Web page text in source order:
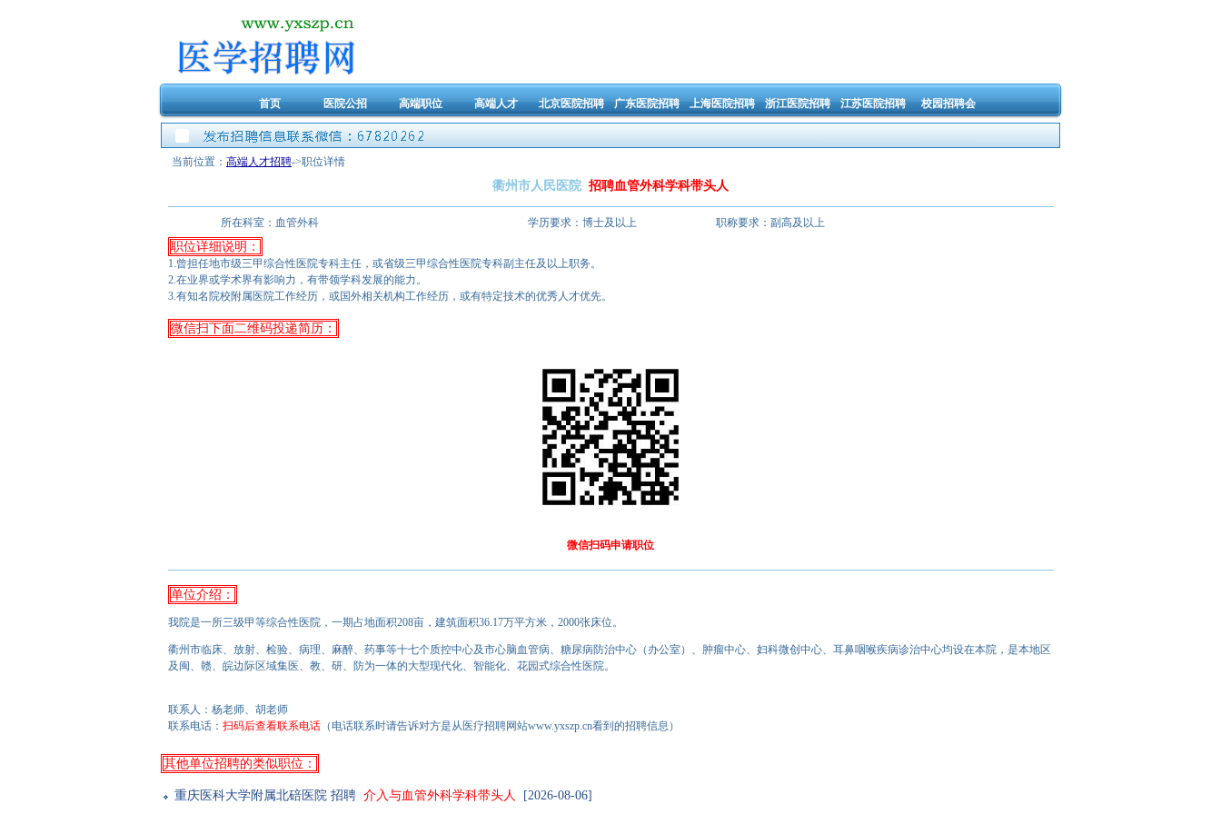
首页 医院公招 高端职位 高端人才 北京医院招聘 广东医院招聘 上海医院招聘 浙江医院招聘 江苏医院招聘 校园招聘会
当前位置： 高端人才招聘->职位详情
衢州市人民医院 招聘血管外科学科带头人
所在科室： 血管外科 学历要求： 博士及以上 职称要求： 副高及以上
职位详细说明：
1.曾担任地市级三甲综合性医院专科主任，或省级三甲综合性医院专科副主任及以上职务。
2.在业界或学术界有影响力，有带领学科发展的能力。
3.有知名院校附属医院工作经历，或国外相关机构工作经历，或有特定技术的优秀人才优先。
微信扫下面二维码投递简历：
微信扫码申请职位
单位介绍：
我院是一所三级甲等综合性医院，一期占地面积208亩，建筑面积36.17万平方米，2000张床位。
衢州市临床、放射、检验、病理、麻醉、药事等十七个质控中心及市心脑血管病、糖尿病防治中心（办公室）、肿瘤中心、妇科微创中心、耳鼻咽喉疾病诊治中心均设在本院，是本地区
及闽、赣、皖边际区域集医、教、研、防为一体的大型现代化、智能化、花园式综合性医院。
联系人：杨老师、胡老师
联系电话： 扫码后查看联系电话（电话联系时请告诉对方是从医疗招聘网站www.yxszp.cn看到的招聘信息）
其他单位招聘的类似职位：
重庆医科大学附属北碚医院 招聘 介入与血管外科学科带头人 [2026-08-06]